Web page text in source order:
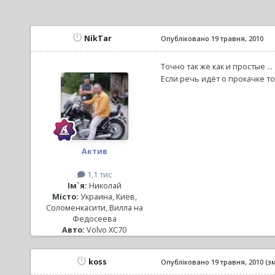
NikTar
Актив
1,1 тис
Ім`я: Николай
Місто: Украина, Киев,
Соломенкасити, Вилла на
Федосеева
Авто: Volvo XC70
Опубліковано 19 травня, 2010
Точно так же как и простые ...
Если речь идёт о прокачке
koss Опубліковано 19 травня, 2010